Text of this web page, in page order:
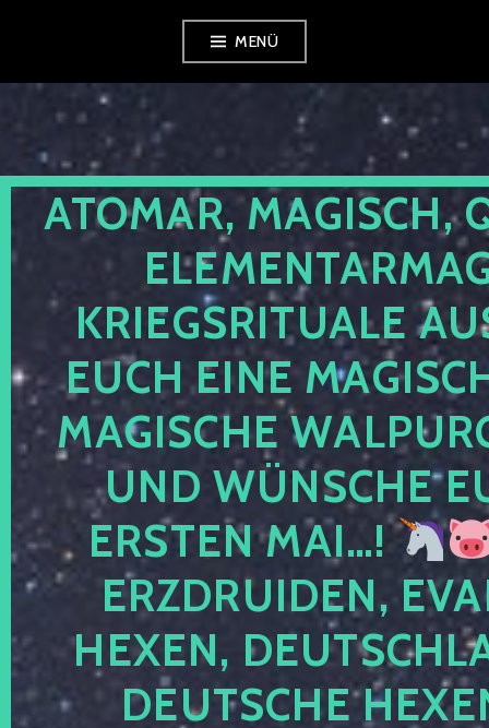
springen
MENÜ
ATOMAR, MAGISCH,
KRIEGSRITUALE
EUCH EINE
MAGISCHE
UND WÜNSCHE
ERSTEN MAI…!
ERZDRUIDEN,
HEXEN,
DEUTSCHE